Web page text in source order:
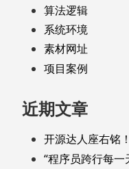
算法逻辑
系统环境
素材网址
项目案例
近期文章
开源达人座右铭！
“程序员跨行每一